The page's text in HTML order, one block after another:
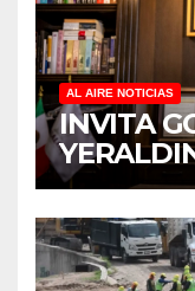
AL AIRE NOTICIAS
INVITA
DE